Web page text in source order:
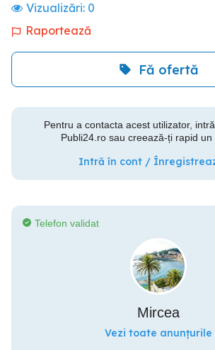
Vizualizări: 0
Raportează
Fă ofertă
Pentru a contacta acest utilizator,
Publi24.ro sau creează-ți rapid un
Intră în cont /
Telefon validat
Mircea
Vezi toate anunțurile